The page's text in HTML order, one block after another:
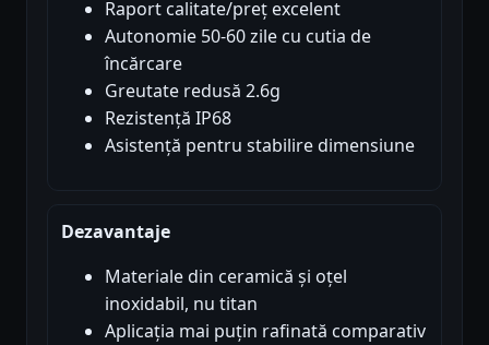
Raport calitate/preț excelent
Autonomie 50-60 zile cu cutia de
încărcare
Greutate redusă 2.6g
Rezistență IP68
Asistență pentru stabilire dimensiune
Dezavantaje
Materiale din ceramică și oțel
inoxidabil, nu titan
Aplicația mai puțin rafinată comparativ